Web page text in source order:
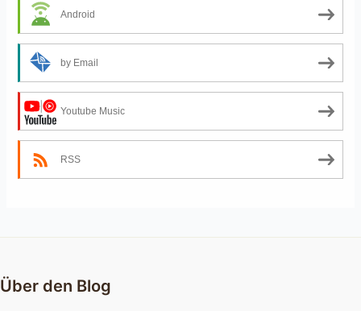
Android
by Email
Youtube Music
RSS
Über den Blog